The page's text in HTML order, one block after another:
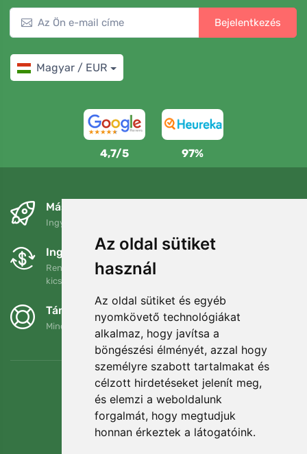
Az oldal sütiket
használ
Az oldal sütiket és egyéb
nyomkövető technológiákat
alkalmaz, hogy javítsa a
böngészési élményét, azzal hogy
személyre szabott tartalmakat és
célzott hirdetéseket jelenít meg,
és elemzi a weboldalunk
forgalmát, hogy megtudjuk
honnan érkeztek a látogatóink.
Bejelentkezés
Magyar / EUR
4,7/5 97%
Másnapra és ingyenesen
Ingyenes szállítás a következő összeg felett: 80 EUR
Ingyenes csere és visszaküldés
Rendelését 90 napon belül bármikor visszaküldheti vagy
kicserélheti.
Támogatjuk a Trees.org-ot
Minden megrendelésért ültetünk egy fát! Bővebben